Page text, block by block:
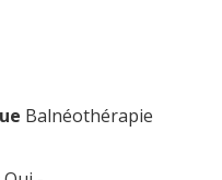
Balnéothérapie